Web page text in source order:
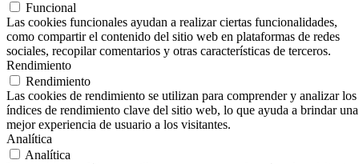
Funcional
Las cookies funcionales ayudan a realizar ciertas funcionalidades,
como compartir el contenido del sitio web en plataformas de redes
sociales, recopilar comentarios y otras características de terceros.
Rendimiento
Rendimiento
Las cookies de rendimiento se utilizan para comprender y analizar los
índices de rendimiento clave del sitio web, lo que ayuda a brindar una
mejor experiencia de usuario a los visitantes.
Analítica
Analítica